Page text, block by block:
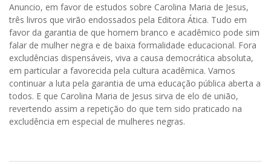
Anuncio, em favor de estudos sobre Carolina Maria de Jesus,
três livros que virão endossados pela Editora Ática. Tudo em
favor da garantia de que homem branco e acadêmico pode sim
falar de mulher negra e de baixa formalidade educacional. Fora
excludências dispensáveis, viva a causa democrática absoluta,
em particular a favorecida pela cultura acadêmica. Vamos
continuar a luta pela garantia de uma educação pública aberta a
todos. E que Carolina Maria de Jesus sirva de elo de união,
revertendo assim a repetição do que tem sido praticado na
excludência em especial de mulheres negras.